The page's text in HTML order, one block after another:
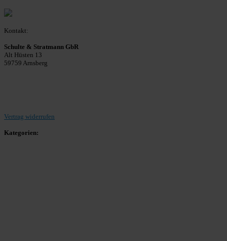
Kontakt:
Schulte & Stratmann GbR
Alt Hüsten 13
59759 Arnsberg
Vertrag widerrufen
Kategorien: